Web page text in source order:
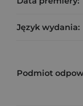
Język wydania:
Podmiot